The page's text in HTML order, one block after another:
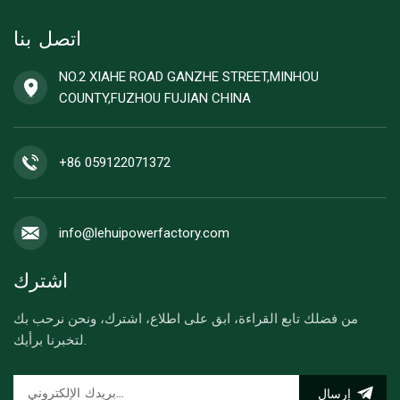
اتصل بنا
NO.2 XIAHE ROAD GANZHE STREET,MINHOU
COUNTY,FUZHOU FUJIAN CHINA
+86 059122071372
info@lehuipowerfactory.com
اشترك
من فضلك تابع القراءة، ابق على اطلاع، اشترك، ونحن نرحب بك
لتخبرنا برأيك.
إرسال